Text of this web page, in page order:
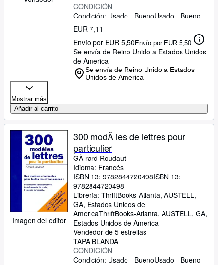
CONDICIÓN
Condición: Usado - BuenoUsado - Bueno
EUR 7,11
Envío por EUR 5,50Envío por EUR 5,50
Se envía de Reino Unido a Estados Unidos
de America
Se envía de Reino Unido a Estados
Unidos de America
Mostrar más
Añadir al carrito
Imagen del editor
300 modÃ les de lettres pour
particulier
GÃ rard Roudaut
Idioma: Francés
ISBN 13: 9782844720498ISBN 13:
9782844720498
Librería: ThriftBooks-Atlanta, AUSTELL,
GA, Estados Unidos de
AmericaThriftBooks-Atlanta, AUSTELL, GA,
Estados Unidos de America
Vendedor de 5 estrellas
TAPA BLANDA
CONDICIÓN
Condición: Usado - BuenoUsado - Bueno